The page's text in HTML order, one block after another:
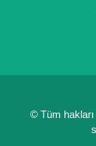
© Tüm hakları